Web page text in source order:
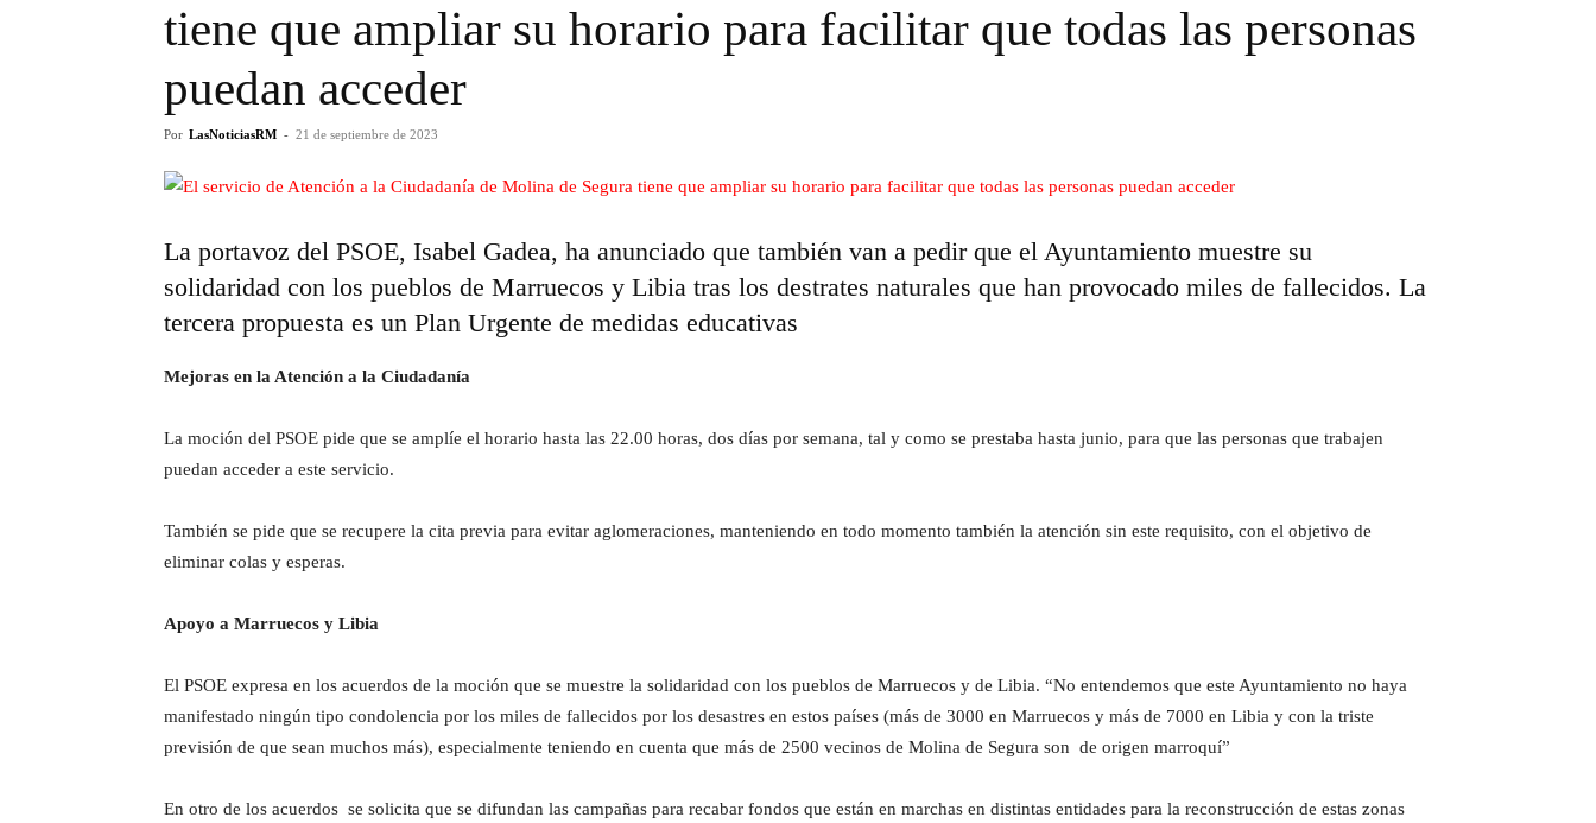
tiene que ampliar su horario para facilitar que todas las personas
puedan acceder
Por LasNoticiasRM - 21 de septiembre de 2023
La portavoz del PSOE, Isabel Gadea, ha anunciado que también van a pedir que el Ayuntamiento muestre su
solidaridad con los pueblos de Marruecos y Libia tras los destrates naturales que han provocado miles de fallecidos. La
tercera propuesta es un Plan Urgente de medidas educativas
Mejoras en la Atención a la Ciudadanía
La moción del PSOE pide que se amplíe el horario hasta las 22.00 horas, dos días por semana, tal y como se prestaba hasta junio, para que las personas que trabajen
puedan acceder a este servicio.
También se pide que se recupere la cita previa para evitar aglomeraciones, manteniendo en todo momento también la atención sin este requisito, con el objetivo de
eliminar colas y esperas.
Apoyo a Marruecos y Libia
El PSOE expresa en los acuerdos de la moción que se muestre la solidaridad con los pueblos de Marruecos y de Libia. “No entendemos que este Ayuntamiento no haya
manifestado ningún tipo condolencia por los miles de fallecidos por los desastres en estos países (más de 3000 en Marruecos y más de 7000 en Libia y con la triste
previsión de que sean muchos más), especialmente teniendo en cuenta que más de 2500 vecinos de Molina de Segura son de origen marroquí”
En otro de los acuerdos se solicita que se difundan las campañas para recabar fondos que están en marchas en distintas entidades para la reconstrucción de estas zonas